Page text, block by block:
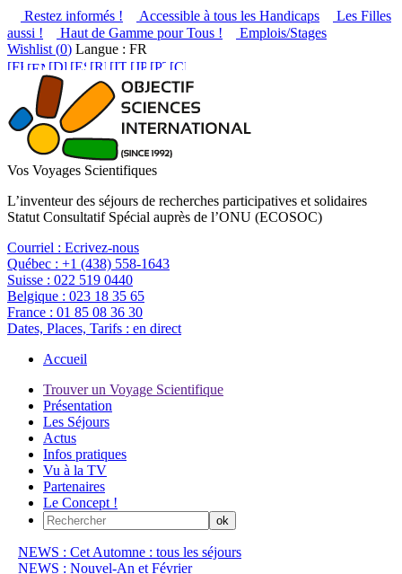
Restez informés ! Accessible à tous les Handicaps
Les Filles
aussi !
Haut de Gamme pour Tous !
Emplois/Stages
Wishlist (0) Langue : FR
Vos Voyages Scientifiques
L’inventeur des séjours de recherches participatives et solidaires
Statut Consultatif Spécial auprès de l’ONU (ECOSOC)
Courriel : Ecrivez-nous
Québec : +1 (438) 558-1643
Suisse : 022 519 0440
Belgique : 023 18 35 65
France : 01 85 08 36 30
Dates, Places, Tarifs : en direct
Accueil
Trouver un Voyage Scientifique
Présentation
Les Séjours
Actus
Infos pratiques
Vu à la TV
Partenaires
Le Concept !
NEWS : Cet Automne : tous les séjours
NEWS : Nouvel-An et Février